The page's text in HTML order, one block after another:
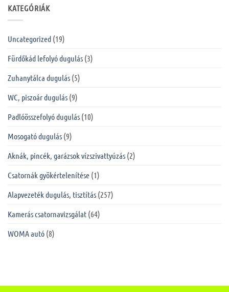
KATEGÓRIÁK
Uncategorized (19)
Fürdőkád lefolyó dugulás (3)
Zuhanytálca dugulás (5)
WC, piszoár dugulás (9)
Padlóösszefolyó dugulás (10)
Mosogató dugulás (9)
Aknák, pincék, garázsok vízszivattyúzás (2)
Csatornák gyökértelenítése (1)
Alapvezeték dugulás, tisztítás (257)
Kamerás csatornavizsgálat (64)
WOMA autó (8)